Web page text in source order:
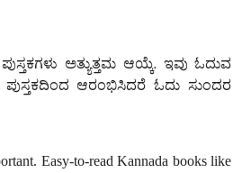
ಅತ್ಯುತ್ತಮ ಆಯ್ಕೆ. ಇವು ಓದುವ
ಆರಂಭಿಸಿದರೆ ಓದು ಸುಂದರ
Easy-to-read Kannada books like